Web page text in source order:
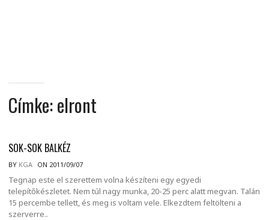
Címke:elront
SOK-SOK BALKÉZ
BY KGA ON 2011/09/07
Tegnap este el szerettem volna készíteni egy egyedi
telepítőkészletet. Nem túl nagy munka, 20-25 perc alatt megvan. Talán
15 percembe tellett, és meg is voltam vele. Elkezdtem feltölteni a
szerverre..